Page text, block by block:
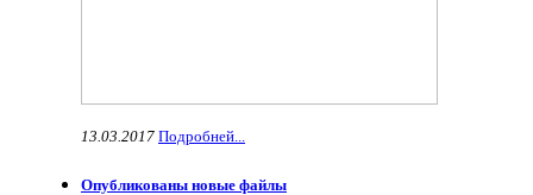
13.03.2017 Подробней...
Опубликованы новые файлы